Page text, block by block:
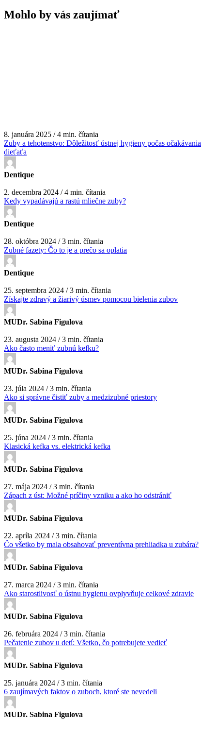
Mohlo by vás zaujímať
8. januára 2025 / 4 min. čítania
Zuby a tehotenstvo: Dôležitosť ústnej hygieny počas očakávania
dieťaťa
Dentique
2. decembra 2024 / 4 min. čítania
Kedy vypadávajú a rastú mliečne zuby?
Dentique
28. októbra 2024 / 3 min. čítania
Zubné fazety: Čo to je a prečo sa oplatia
Dentique
25. septembra 2024 / 3 min. čítania
Získajte zdravý a žiarivý úsmev pomocou bielenia zubov
MUDr. Sabina Figulova
23. augusta 2024 / 3 min. čítania
Ako často meniť zubnú kefku?
MUDr. Sabina Figulova
23. júla 2024 / 3 min. čítania
Ako si správne čistiť zuby a medzizubné priestory
MUDr. Sabina Figulova
25. júna 2024 / 3 min. čítania
Klasická kefka vs. elektrická kefka
MUDr. Sabina Figulova
27. mája 2024 / 3 min. čítania
Zápach z úst: Možné príčiny vzniku a ako ho odstrániť
MUDr. Sabina Figulova
22. apríla 2024 / 3 min. čítania
Čo všetko by mala obsahovať preventívna prehliadka u zubára?
MUDr. Sabina Figulova
27. marca 2024 / 3 min. čítania
Ako starostlivosť o ústnu hygienu ovplyvňuje celkové zdravie
MUDr. Sabina Figulova
26. februára 2024 / 3 min. čítania
Pečatenie zubov u detí: Všetko, čo potrebujete vedieť
MUDr. Sabina Figulova
25. januára 2024 / 3 min. čítania
6 zaujímavých faktov o zuboch, ktoré ste nevedeli
MUDr. Sabina Figulova